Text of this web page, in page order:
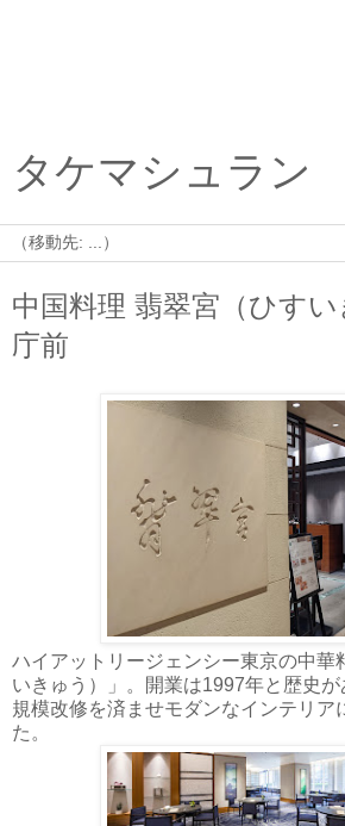
タケマシュラン
中国料理 翡翠宮（ひす
庁前
ハイアットリージェンシー東京の中華
いきゅう）」。開業は1997年と歴史
規模改修を済ませモダンなインテリア
た。